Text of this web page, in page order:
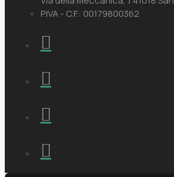
P.IVA - C.F.: 00179800362